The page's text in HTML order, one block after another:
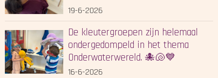
19-6-2026
De kleutergroepen zijn helemaal
ondergedompeld in het thema
Onderwaterwereld. 🐙🐚💙
16-6-2026